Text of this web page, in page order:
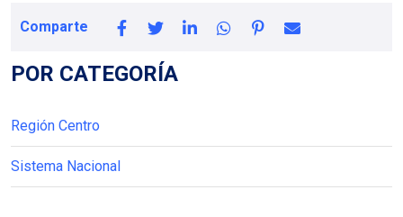
Comparte
POR CATEGORÍA
Región Centro
Sistema Nacional